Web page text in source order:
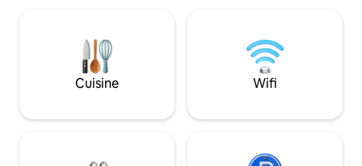
Fontaine (1\2h),
(20min) et Puy du
nautiques
Cuisine Wifi